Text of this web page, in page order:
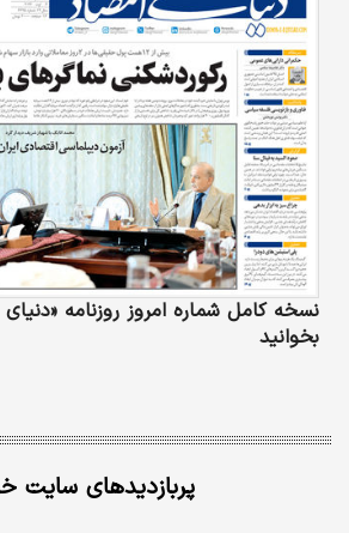
نسخه کامل شماره امروز روزنامه «دنیای‌
بخوانید
پربازدیدهای سایت